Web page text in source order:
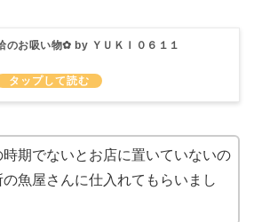
のお吸い物✿ by ＹＵＫＩ０６１１
期でないとお店に置いていないの
の魚屋さんに仕入れてもらいまし